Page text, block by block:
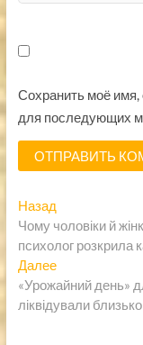
Сохранить моё имя,
для последующих
Навигация
по
записям
НазадПредыдущая
запись:
Чому чоловіки й
психолог розкрила
ДалееСледующая
запись:
«Урожайний день»
ліквідували